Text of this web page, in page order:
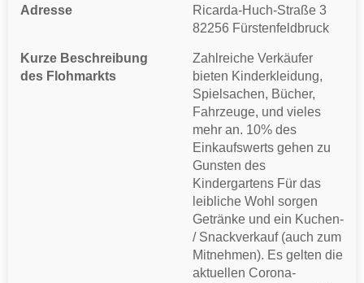
Adresse
Ricarda-Huch-Straße 3
82256 Fürstenfeldbruck
Kurze Beschreibung
des Flohmarkts
Zahlreiche Verkäufer
bieten Kinderkleidung,
Spielsachen, Bücher,
Fahrzeuge, und vieles
mehr an. 10% des
Einkaufswerts gehen zu
Gunsten des
Kindergartens Für das
leibliche Wohl sorgen
Getränke und ein Kuchen-
/ Snackverkauf (auch zum
Mitnehmen). Es gelten die
aktuellen Corona-